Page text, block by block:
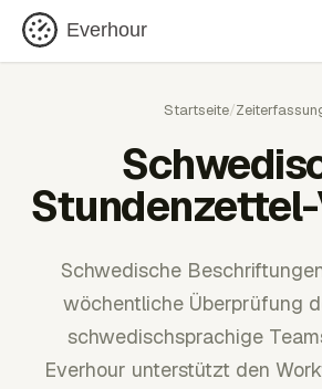
Everhour
Startseite/
Schwedische
wöchentliche Überprüfung
schwedischsprachige
Everhour unterstützt den